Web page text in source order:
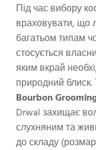
Під час вибору
враховувати, що
багатьом типам
стосується
яким вкрай
природний блиск.
Bourbon
Drwal захищає
слухняним та
до складу